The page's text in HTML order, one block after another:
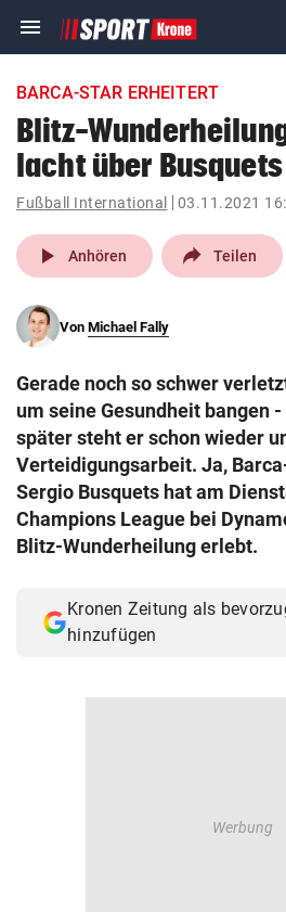
menu Navigation
ein-/ausklappen
account_circle Anmelden
pin_drop
Wien
search
eingeben
© Krone Multimedia GmbH & Co KG
Muthgasse 2, 1190 Wien
BARCA-STAR ERHEITERT
Blitz-
lacht über Busquets
Fußball International 03.11.2021
play_arrow Anhören Teilen
Von Michael Fally
Gerade noch so schwer
um seine Gesundheit bangen
später steht er schon wieder
Verteidigungsarbeit. Ja,
Sergio Busquets hat am
Champions League bei
Blitz-Wunderheilung erlebt.
Kronen Zeitung als
hinzufügen